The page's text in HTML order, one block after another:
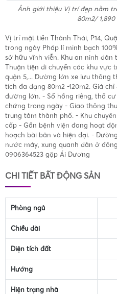
Ảnh giới thiệu Vị trí đẹp nằm
80m2/
Vị trí mặt tiền Thành Thái, P14,
trong ngày Pháp lí minh bạch
sở hữu vĩnh viễn. Khu an ninh
Thuận tiện di chuyển các khu vực
quận 5,... Đường lớn xe lưu thông
tích đa dạng 80m2 -120m2. Giá
đường lớn. - Sổ hồng riêng, thổ
chứng trong ngày - Giao thông
trung tâm thành phố. - Khu
cấp - Gần bệnh viện đang hoạt
hoạch bài bản và hiện đại. -
nước máy, xung quanh dân ở
0906364523 gặp Ái Dương
CHI TIẾT BẤT ĐỘNG SẢN
Phòng ngủ
Chiều dài
Diện tích đất
Hướng
Hiện trạng nhà